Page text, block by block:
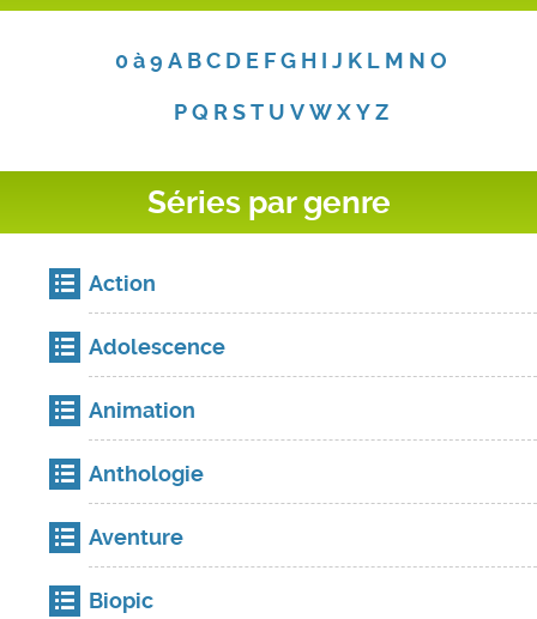
0 à 9 A B C D E F G H I J K L M N O
P Q R S T U V W X Y Z
Séries par genre
Action
Adolescence
Animation
Anthologie
Aventure
Biopic